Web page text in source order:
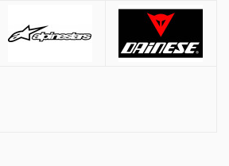
57-58 cm.
59-60 cm.
61-62 cm.